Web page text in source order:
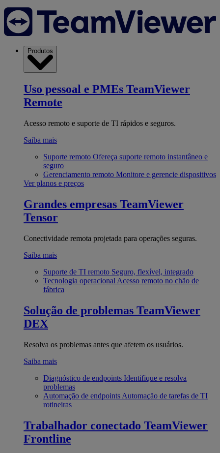
Produtos
Uso pessoal e PMEs TeamViewer
Remote
Acesso remoto e suporte de TI rápidos e seguros.
Saiba mais
Suporte remoto Ofereça suporte remoto instantâneo e
seguro
Gerenciamento remoto Monitore e gerencie dispositivos
Ver planos e preços
Grandes empresas TeamViewer
Tensor
Conectividade remota projetada para operações seguras.
Saiba mais
Suporte de TI remoto Seguro, flexível, integrado
Tecnologia operacional Acesso remoto no chão de
fábrica
Solução de problemas TeamViewer
DEX
Resolva os problemas antes que afetem os usuários.
Saiba mais
Diagnóstico de endpoints Identifique e resolva
problemas
Automação de endpoints Automação de tarefas de TI
rotineiras
Trabalhador conectado TeamViewer
Frontline